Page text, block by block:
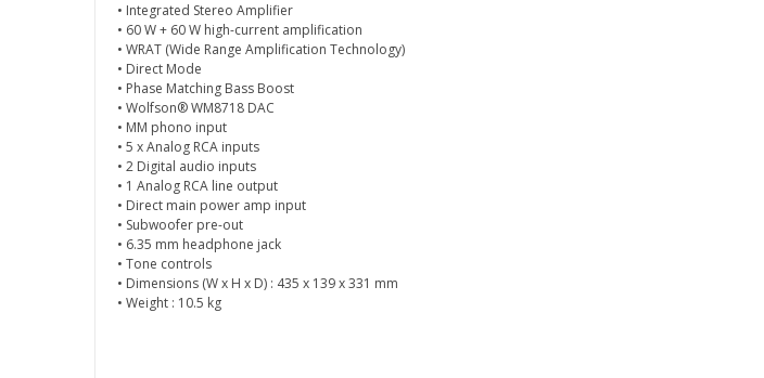
• Integrated Stereo Amplifier
• 60 W + 60 W high-current amplification
• WRAT (Wide Range Amplification Technology)
• Direct Mode
• Phase Matching Bass Boost
• Wolfson® WM8718 DAC
• MM phono input
• 5 x Analog RCA inputs
• 2 Digital audio inputs
• 1 Analog RCA line output
• Direct main power amp input
• Subwoofer pre-out
• 6.35 mm headphone jack
• Tone controls
• Dimensions (W x H x D) : 435 x 139 x 331 mm
• Weight : 10.5 kg